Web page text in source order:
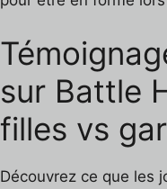
sur Battle
filles vs
Découvrez ce que les